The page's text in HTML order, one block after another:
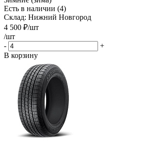
Есть в наличии (4)
Склад: Нижний Новгород
4 500 ₽/шт
/шт
-
+
В корзину